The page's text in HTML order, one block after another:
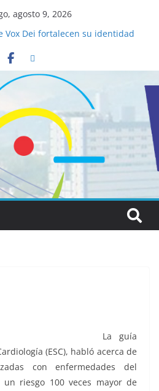
agosto 9, 2026
Vox Dei fortalecen su identidad
los 5 secretos que tiene
para convertirse en
a cientos de visitantes y
local
mesa: la importancia de
común la nueva Película Toy
XIV
La guía
(ESC), habló acerca de
con enfermedades del
un riesgo 100 veces mayor de